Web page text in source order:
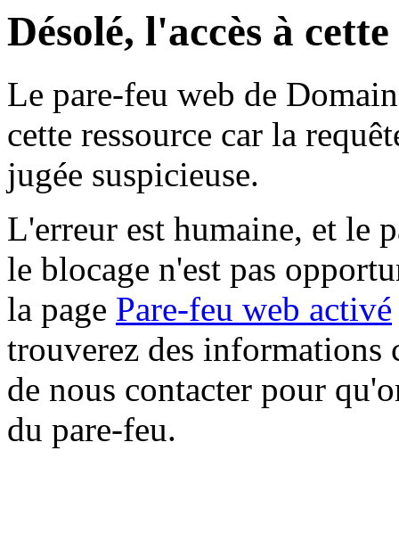
Désolé, l'accès à
Le pare-feu web de
cette ressource car la
jugée suspicieuse.
L'erreur est humaine, et le
le blocage n'est pas
la page Pare-feu web activé
trouverez des informations
de nous contacter pour
du pare-feu.